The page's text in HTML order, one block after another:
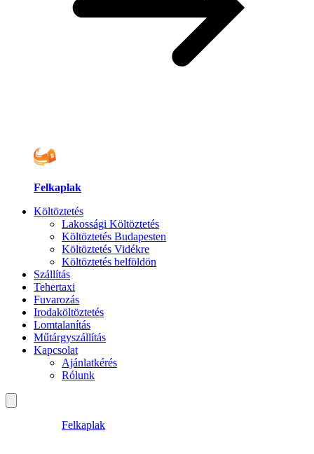
Felkaplak
Költöztetés
Lakossági Költöztetés
Költöztetés Budapesten
Költöztetés Vidékre
Költöztetés belföldön
Szállítás
Tehertaxi
Fuvarozás
Irodaköltöztetés
Lomtalanítás
Műtárgyszállítás
Kapcsolat
Ajánlatkérés
Rólunk
Felkaplak